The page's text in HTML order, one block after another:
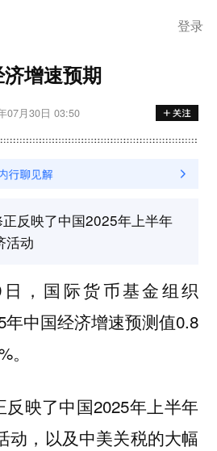
登录
增速预期
07月30日 03:50
反映了中国2025年上半年
活动
，国际货币基金组织
年中国经济增速预测值0.8
映了中国2025年上半年
动，以及中美关税的大幅